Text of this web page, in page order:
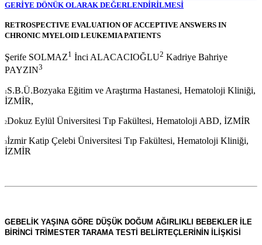
GERİYE DÖNÜK OLARAK DEĞERLENDİRİLMESİ
RETROSPECTIVE EVALUATION OF ACCEPTIVE ANSWERS IN
CHRONIC MYELOID LEUKEMIA PATIENTS
Şerife SOLMAZ1 İnci ALACACIOĞLU2 Kadriye Bahriye
PAYZIN3
1 S.B.Ü.Bozyaka Eğitim ve Araştırma Hastanesi, Hematoloji Kliniği,
İZMİR,
2Dokuz Eylül Üniversitesi Tıp Fakültesi, Hematoloji ABD, İZMİR
3İzmir Katip Çelebi Üniversitesi Tıp Fakültesi, Hematoloji Kliniği,
İZMİR
GEBELİK YAŞINA GÖRE DÜŞÜK DOĞUM AĞIRLIKLI BEBEKLER İLE
BİRİNCİ TRİMESTER TARAMA TESTİ BELİRTEÇLERİNİN İLİŞKİSİ